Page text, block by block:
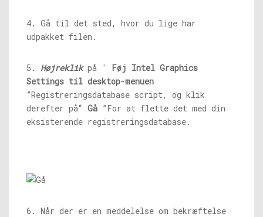
4. Gå til det sted, hvor du lige har
udpakket filen.
5. Højreklik på ' Føj Intel Graphics
Settings til desktop-menuen
”Registreringsdatabase script, og klik
derefter på“ Gå ”For at flette det med din
eksisterende registreringsdatabase.
6. Når der er en meddelelse om bekræftelse